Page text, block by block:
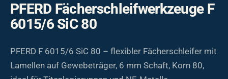
PFERD Fächerschleifwerkzeuge F
6015/6 SiC 80
PFERD F 6015/6 SiC 80 – flexibler Fächerschleifer mit
Lamellen auf Gewebeträger, 6 mm Schaft, Korn 80,